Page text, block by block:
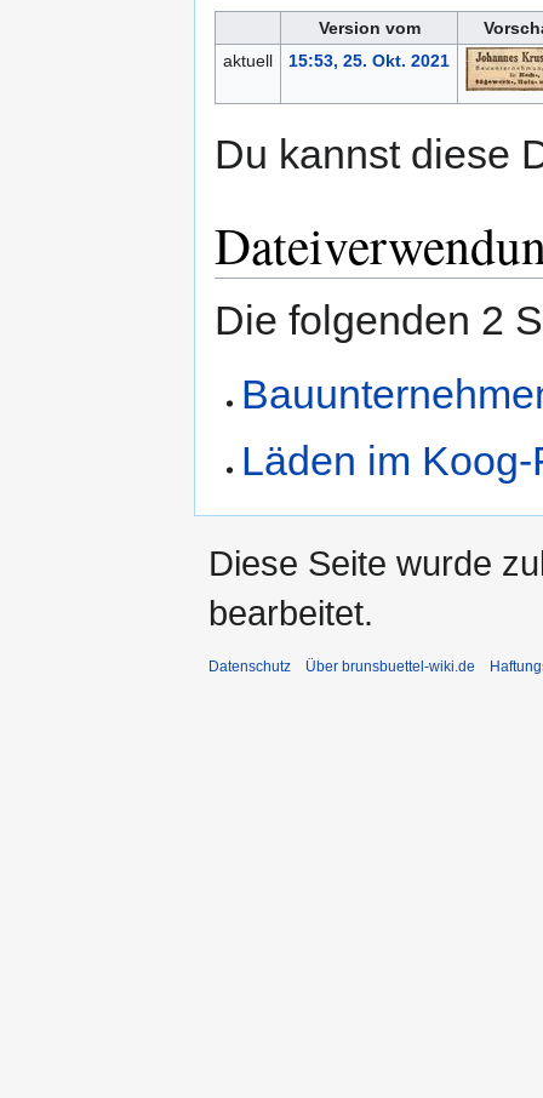
Version vom
aktuell
15:53, 25. Okt. 2021
Du kannst diese
Die folgenden 2
Läden im
Diese Seite wurde
bearbeitet.
Datenschutz Über brunsbuettel-wiki.de